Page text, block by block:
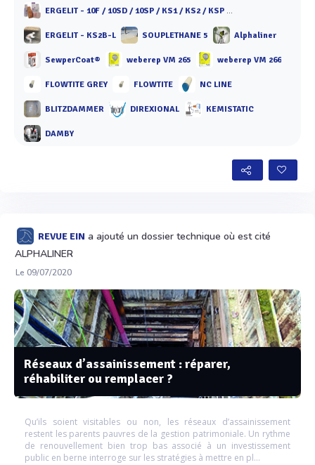
ERGELIT - 10F / 10SD / 10SP / KS1 / KS2 / KSP / KT 10 / KT 40 / KBF 40
ERGELIT - KS2B-L SOUPLETHANE 5 Alphaliner
SewperCoat® weberep VM 265 weberep VM 266
FLOWTITE GREY FLOWTITE NC LINE
BLITZDAMMER DIREXIONAL KEMISTATIC
DAMBY
REVUE EIN a ajouté un dossier technique où est cité
ALPHALINER
Le 09/07/2020
Réseaux d’assainissement : réparer,
réhabiliter ou remplacer ?
Qu’ils soient visitables ou non, les réseaux d’assainissement
restent les parents pauvres de la gestion patrimoniale. Un rythme
de renouvellement bien trop bas associé à un investissement
public en berne interroge sur les stratégies à mettre en pl...